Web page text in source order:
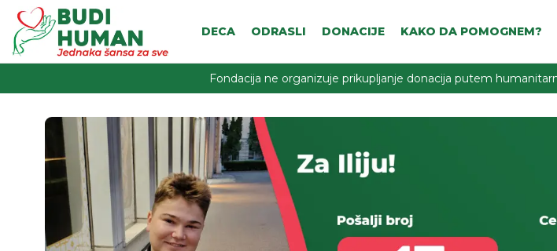
DECA ODRASLI DONACIJE KAKO DA POMOGNEM?
Fondacija ne organizuje prikupljanje donacija putem